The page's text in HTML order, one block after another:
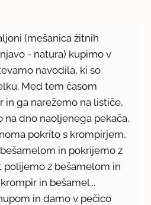
(mešanica žitnih
- natura) kupimo v
navodila, ki so
Med tem časom
in ga narežemo na lističe,
na dno naoljenega pekača,
pokrito s krompirjem,
in pokrijemo z
polijemo z bešamelom in
in bešamel...
in damo v pečico